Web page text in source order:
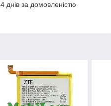
днів за домовленістю